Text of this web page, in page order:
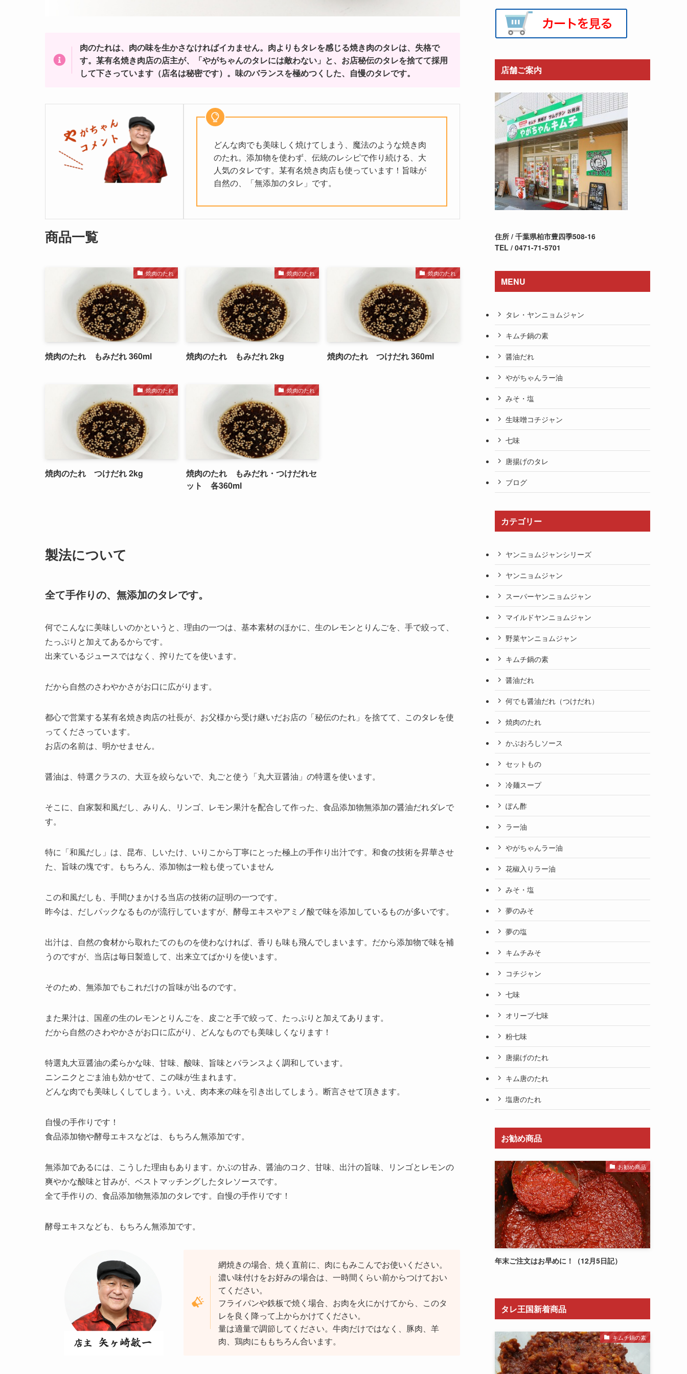
肉のたれは、肉の味を生かさなければイカません。肉よりもタレを感じる焼き肉のタレは、失格で
す。某有名焼き肉店の店主が、「やがちゃんのタレには敵わない」と、お店秘伝のタレを捨てて採用
して下さっています（店名は秘密です）。味のバランスを極めつくした、自慢のタレです。
どんな肉でも美味しく焼けてしまう、魔法のような焼き肉
のたれ。添加物を使わず、伝統のレシピで作り続ける、大
人気のタレです。某有名焼き肉店も使っています！旨味が
自然の、「無添加のタレ」です。
商品一覧
焼肉のたれ
焼肉のたれ もみだれ 360ml
焼肉のたれ
焼肉のたれ もみだれ 2kg
焼肉のたれ
焼肉のたれ つけだれ 360ml
焼肉のたれ
焼肉のたれ つけだれ 2kg
焼肉のたれ
焼肉のたれ もみだれ・つけだれセ
ット 各360ml
製法について
全て手作りの、無添加のタレです。
何でこんなに美味しいのかというと、理由の一つは、基本素材のほかに、生のレモンとりんごを、手で絞って、
たっぷりと加えてあるからです。
出来ているジュースではなく、搾りたてを使います。
だから自然のさわやかさがお口に広がります。
都心で営業する某有名焼き肉店の社長が、お父様から受け継いだお店の「秘伝のたれ」を捨てて、このタレを使
ってくださっています。
お店の名前は、明かせません。
醤油は、特選クラスの、大豆を絞らないで、丸ごと使う「丸大豆醤油」の特選を使います。
そこに、自家製和風だし、みりん、リンゴ、レモン果汁を配合して作った、食品添加物無添加の醤油だれダレで
す。
特に「和風だし」は、昆布、しいたけ、いりこから丁寧にとった極上の手作り出汁です。和食の技術を昇華させ
た、旨味の塊です。もちろん、添加物は一粒も使っていません
この和風だしも、手間ひまかける当店の技術の証明の一つです。
昨今は、だしパックなるものが流行していますが、酵母エキスやアミノ酸で味を添加しているものが多いです。
出汁は、自然の食材から取れたてのものを使わなければ、香りも味も飛んでしまいます。だから添加物で味を補
うのですが、当店は毎日製造して、出来立てばかりを使います。
そのため、無添加でもこれだけの旨味が出るのです。
また果汁は、国産の生のレモンとりんごを、皮ごと手で絞って、たっぷりと加えてあります。
だから自然のさわやかさがお口に広がり、どんなものでも美味しくなります！
特選丸大豆醤油の柔らかな味、甘味、酸味、旨味とバランスよく調和しています。
ニンニクとごま油も効かせて、この味が生まれます。
どんな肉でも美味しくしてしまう。いえ、肉本来の味を引き出してしまう。断言させて頂きます。
自慢の手作りです！
食品添加物や酵母エキスなどは、もちろん無添加です。
無添加であるには、こうした理由もあります。かぶの甘み、醤油のコク、甘味、出汁の旨味、リンゴとレモンの
爽やかな酸味と甘みが、ベストマッチングしたタレソースです。
全て手作りの、食品添加物無添加のタレです。自慢の手作りです！
酵母エキスなども、もちろん無添加です。
網焼きの場合、焼く直前に、肉にもみこんでお使いください。
濃い味付けをお好みの場合は、一時間くらい前からつけておい
てください。
フライパンや鉄板で焼く場合、お肉を火にかけてから、このタ
レを良く降って上からかけてください。
量は適量で調節してください。牛肉だけではなく、豚肉、羊
肉、鶏肉にももちろん合います。
店舗ご案内
住所 / 千葉県柏市豊四季508-16
TEL / 0471-71-5701
MENU
タレ・ヤンニョムジャン
キムチ鍋の素
醤油だれ
やがちゃんラー油
みそ・塩
生味噌コチジャン
七味
唐揚げのタレ
ブログ
カテゴリー
ヤンニョムジャンシリーズ
ヤンニョムジャン
スーパーヤンニョムジャン
マイルドヤンニョムジャン
野菜ヤンニョムジャン
キムチ鍋の素
醤油だれ
何でも醤油だれ（つけだれ）
焼肉のたれ
かぶおろしソース
セットもの
冷麺スープ
ぽん酢
ラー油
やがちゃんラー油
花椒入りラー油
みそ・塩
夢のみそ
夢の塩
キムチみそ
コチジャン
七味
オリーブ七味
粉七味
唐揚げのたれ
キム唐のたれ
塩唐のたれ
お勧め商品
お勧め商品
年末ご注文はお早めに！（12月5日記）
タレ王国新着商品
キムチ鍋の素